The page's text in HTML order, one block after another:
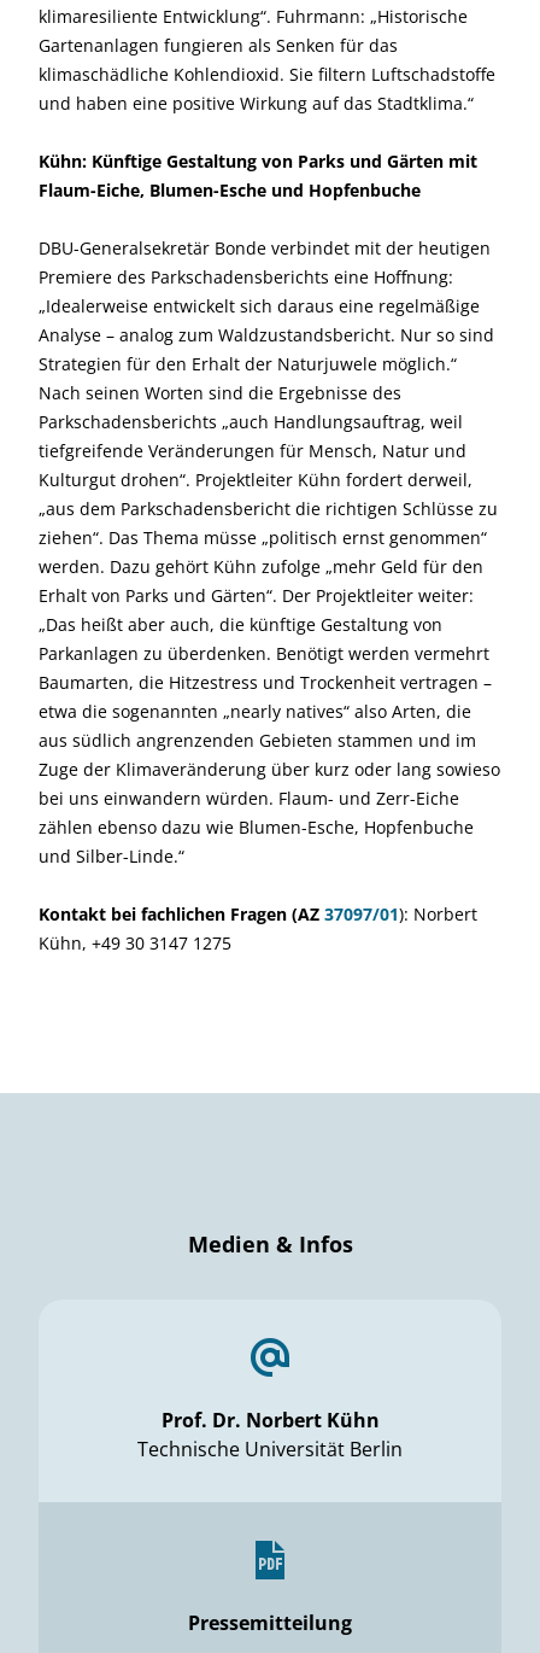
klimaresiliente Entwicklung“. Fuhrmann: „Historische
Gartenanlagen fungieren als Senken für das
klimaschädliche Kohlendioxid. Sie filtern Luftschadstoffe
und haben eine positive Wirkung auf das Stadtklima.“
Kühn: Künftige Gestaltung von Parks und Gärten mit
Flaum-Eiche, Blumen-Esche und Hopfenbuche
DBU-Generalsekretär Bonde verbindet mit der heutigen
Premiere des Parkschadensberichts eine Hoffnung:
„Idealerweise entwickelt sich daraus eine regelmäßige
Analyse – analog zum Waldzustandsbericht. Nur so sind
Strategien für den Erhalt der Naturjuwele möglich.“
Nach seinen Worten sind die Ergebnisse des
Parkschadensberichts „auch Handlungsauftrag, weil
tiefgreifende Veränderungen für Mensch, Natur und
Kulturgut drohen“. Projektleiter Kühn fordert derweil,
„aus dem Parkschadensbericht die richtigen Schlüsse zu
ziehen“. Das Thema müsse „politisch ernst genommen“
werden. Dazu gehört Kühn zufolge „mehr Geld für den
Erhalt von Parks und Gärten“. Der Projektleiter weiter:
„Das heißt aber auch, die künftige Gestaltung von
Parkanlagen zu überdenken. Benötigt werden vermehrt
Baumarten, die Hitzestress und Trockenheit vertragen –
etwa die sogenannten „nearly natives“ also Arten, die
aus südlich angrenzenden Gebieten stammen und im
Zuge der Klimaveränderung über kurz oder lang sowieso
bei uns einwandern würden. Flaum- und Zerr-Eiche
zählen ebenso dazu wie Blumen-Esche, Hopfenbuche
und Silber-Linde.“
Kontakt bei fachlichen Fragen (AZ 37097/01): Norbert
Kühn, +49 30 3147 1275
Medien & Infos
Prof. Dr. Norbert Kühn
Technische Universität Berlin
Pressemitteilung